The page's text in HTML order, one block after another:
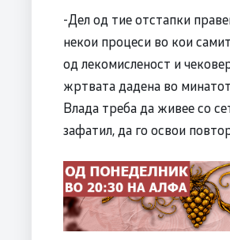
-Дел од тие отстапки
некои процеси во кои
од лекомисленост и
жртвата дадена во
Влада треба да живее со
зафатил, да го освои